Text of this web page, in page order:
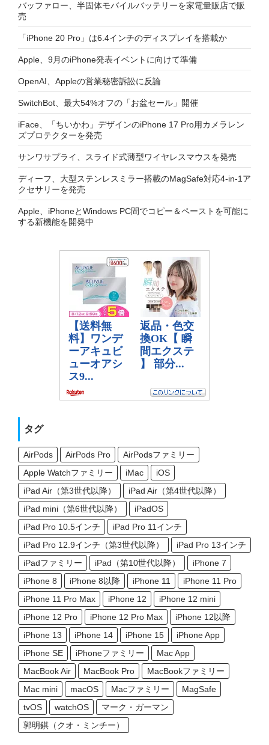
バッファロー、半固体モバイルバッテリーを家電量販店で販
売
「iPhone 20 Pro」は6.4インチのディスプレイを搭載か
Apple、9月のiPhone発表イベントに向けて準備
OpenAI、Appleの営業秘密訴訟に反論
SwitchBot、最大54%オフの「お盆セール」開催
iFace、「ちいかわ」デザインのiPhone 17 Pro用カメラレン
ズプロテクターを発売
サンワサプライ、スライド式薄型ワイヤレスマウスを発売
ディーフ、大型ステンレスミラー搭載のMagSafe対応4-in-1ア
クセサリーを発売
Apple、iPhoneとWindows PC間でコピー＆ペーストを可能に
する新機能を開発中
タグ
AirPods AirPods Pro
AirPodsファミリー
Apple Watchファミリー
iMac
iOS
iPad Air（第3世代以降）
iPad Air（第4世代以降）
iPad mini（第6世代以降）
iPadOS
iPad Pro 10.5インチ
iPad Pro 11インチ
iPad Pro 12.9インチ（第3世代以降）
iPad Pro 13インチ
iPadファミリー
iPad（第10世代以降）
iPhone 7
iPhone 8
iPhone 8以降 iPhone 11
iPhone 11 Pro
iPhone 11 Pro Max
iPhone 12
iPhone 12 mini
iPhone 12 Pro
iPhone 12 Pro Max
iPhone 12以降
iPhone 13
iPhone 14 iPhone 15
iPhone App
iPhone SE
iPhoneファミリー
Mac App
MacBook Air
MacBook Pro
MacBookファミリー
Mac mini
macOS Macファミリー
MagSafe
tvOS
watchOS
マーク・ガーマン
郭明錤（クオ・ミンチー）